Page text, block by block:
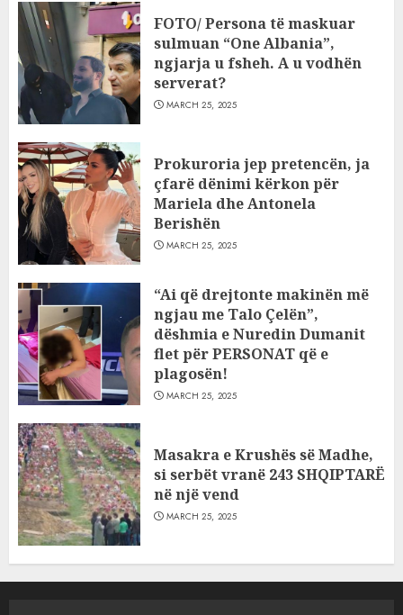
FOTO/ Persona të maskuar
sulmuan “One Albania”,
ngjarja u fsheh. A u vodhën
serverat?
MARCH 25, 2025
Prokuroria jep pretencën, ja
çfarë dënimi kërkon për
Mariela dhe Antonela
Berishën
MARCH 25, 2025
“Ai që drejtonte makinën më
ngjau me Talo Çelën”,
dëshmia e Nuredin Dumanit
flet për PERSONAT që e
plagosën!
MARCH 25, 2025
Masakra e Krushës së Madhe,
si serbët vranë 243 SHQIPTARË
në një vend
MARCH 25, 2025